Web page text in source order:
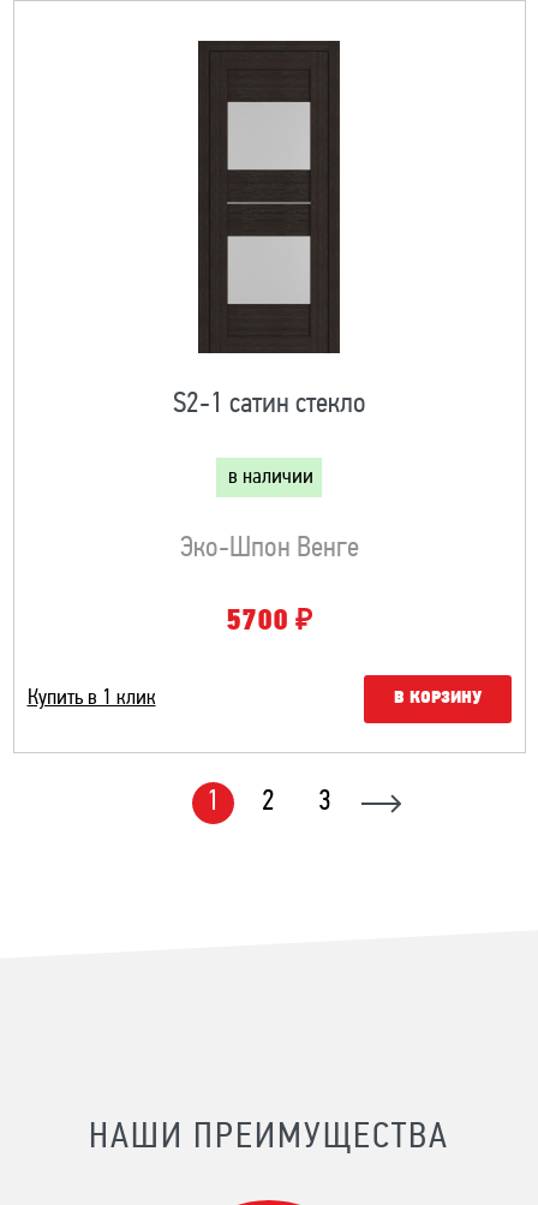
S2-1 сатин стекло
в наличии
Эко-Шпон Венге
5700 ₽
Купить в 1 клик В КОРЗИНУ
1 2 3
НАШИ ПРЕИМУЩЕСТВА